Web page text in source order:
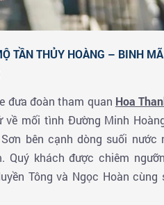
TẦN THỦY HOÀNG – BINH
đưa đoàn tham quan Hoa
mối tình Đường Minh
bên cạnh dòng suối nước
Quý khách được chiêm
Tông và Ngọc Hoàn cùng